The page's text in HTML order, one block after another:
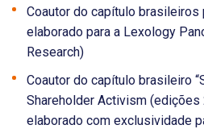
Coautor do capítulo brasileiros
elaborado para a Lexology
Research)
Coautor do capítulo brasileiro
Shareholder Activism
elaborado com exclusividade